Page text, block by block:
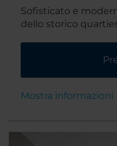
Sofisticato e
dello storico
espositivo
e la straordinaria
mangia nelle
Mostra informazioni